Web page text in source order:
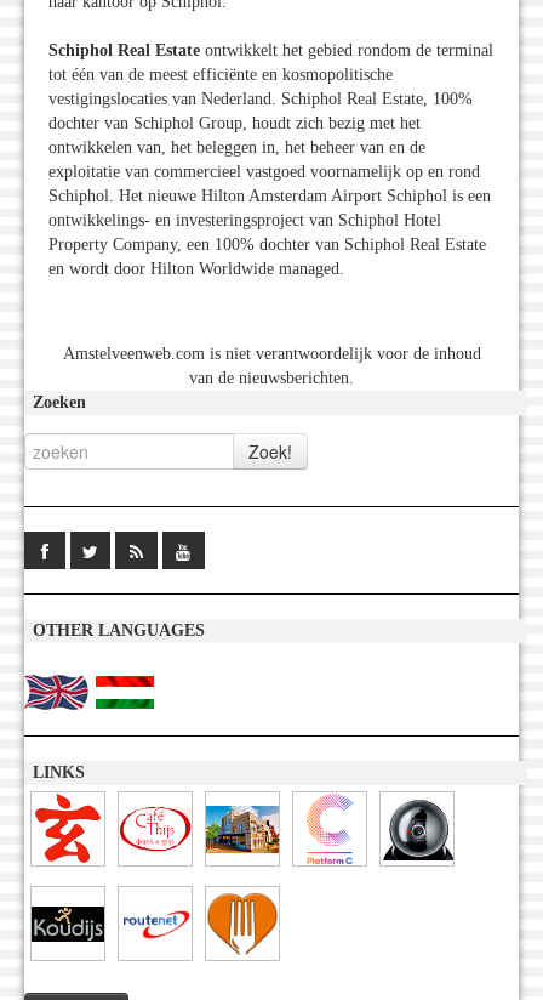
Schiphol Real Estate ontwikkelt het gebied rondom de terminal
tot één van de meest efficiënte en kosmopolitische
vestigingslocaties van Nederland. Schiphol Real Estate, 100%
dochter van Schiphol Group, houdt zich bezig met het
ontwikkelen van, het beleggen in, het beheer van en de
exploitatie van commercieel vastgoed voornamelijk op en rond
Schiphol. Het nieuwe Hilton Amsterdam Airport Schiphol is een
ontwikkelings- en investeringsproject van Schiphol Hotel
Property Company, een 100% dochter van Schiphol Real Estate
en wordt door Hilton Worldwide managed.
Amstelveenweb.com is niet verantwoordelijk voor de inhoud
van de nieuwsberichten.
Zoeken
OTHER LANGUAGES
LINKS